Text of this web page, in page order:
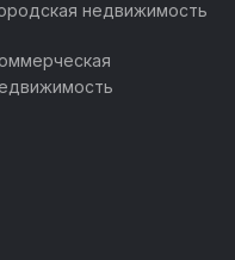
недвижимость